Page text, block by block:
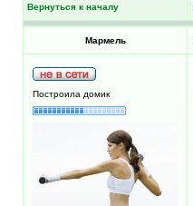
Вернуться к началу
Мармель
Построила домик